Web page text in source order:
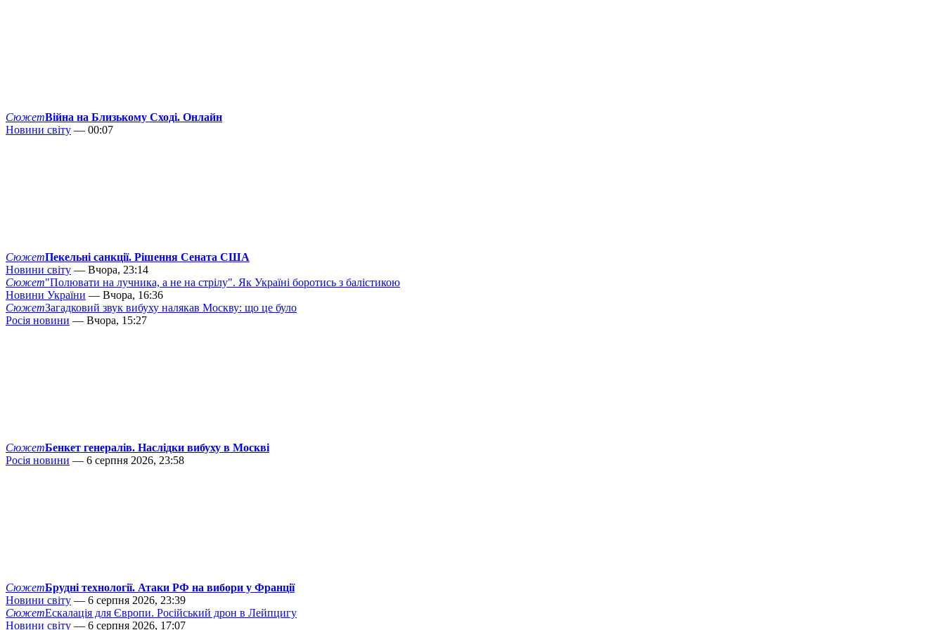
СюжетВійна на Близькому Сході. Онлайн
Новини світу — 00:07
СюжетПекельні санкції. Рішення Сената США
Новини світу — Вчора, 23:14
Сюжет"Полювати на лучника, а не на стрілу". Як Україні боротись з балістикою
Новини України — Вчора, 16:36
СюжетЗагадковий звук вибуху налякав Москву: що це було
Росія новини — Вчора, 15:27
СюжетБенкет генералів. Наслідки вибуху в Москві
Росія новини — 6 серпня 2026, 23:58
СюжетБрудні технології. Атаки РФ на вибори у Франції
Новини світу — 6 серпня 2026, 23:39
СюжетЕскалація для Європи. Російський дрон в Лейпцигу
Новини світу — 6 серпня 2026, 17:07